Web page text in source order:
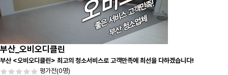
부산_오비오디클린
부산 <오비오디클린> 최고의 청소서비스로 고객만족에 최선을 다하겠습니다!
평가전(0명)